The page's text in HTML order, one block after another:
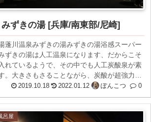
ずきの湯 [兵庫/南東部/尼崎]
蓬川温泉みずきの湯みずきの湯浴感スーパー
ずきの湯は人工温泉になります、だからこそ
れているようで、その中でも人工炭酸泉が素
。大きさもさることながら、炭酸が超強力で
さま全身が気泡で埋め...
2019.10.18 2022.01.12 ぽんこつ 0
呂屋